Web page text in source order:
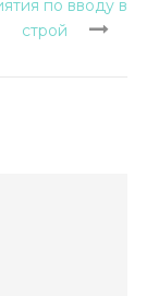
по вводу в
строй